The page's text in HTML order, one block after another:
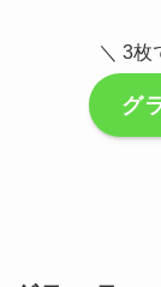
＼ 3枚
グ